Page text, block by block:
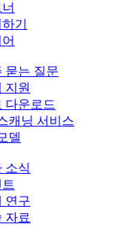
기
묻는 질문
지원
다운로드
캐닝 서비스
델
소식
연구
자료